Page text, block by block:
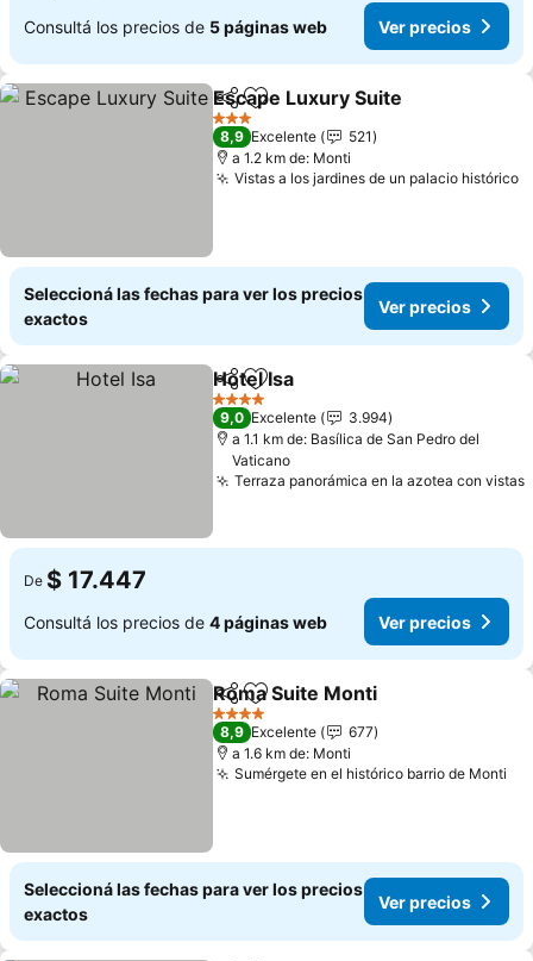
Consultá los precios de 5 páginas web Ver precios
CompartirAñadir a favoritos
Escape Luxury Suite
3 Estrellas
8,9 Excelente
521
a 1.2 km de: Monti
Vistas a los jardines de un palacio histórico
Seleccioná las fechas para ver los precios
exactos
Ver precios
CompartirAñadir a favoritos
Hotel Isa
4 Estrellas
9,0 Excelente
3.994
a 1.1 km de: Basílica de San Pedro del
Vaticano
Terraza panorámica en la azotea con vistas
De $ 17.447
Consultá los precios de 4 páginas web Ver precios
CompartirAñadir a favoritos
Roma Suite Monti
4 Estrellas
8,9 Excelente
677
a 1.6 km de: Monti
Sumérgete en el histórico barrio de Monti
Seleccioná las fechas para ver los precios
exactos
Ver precios